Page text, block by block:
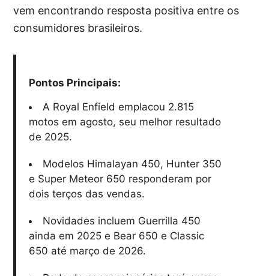
vem encontrando resposta positiva entre os
consumidores brasileiros.
Pontos Principais:
A Royal Enfield emplacou 2.815
motos em agosto, seu melhor resultado
de 2025.
Modelos Himalayan 450, Hunter 350
e Super Meteor 650 responderam por
dois terços das vendas.
Novidades incluem Guerrilla 450
ainda em 2025 e Bear 650 e Classic
650 até março de 2026.